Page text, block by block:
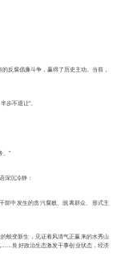
反腐倡廉斗争，赢得了历史主动。当前，
步不退让”。
。”
深沉冷静：
部中发生的贪污腐败、脱离群众、形式主
蜕变新生，见证着风清气正赢来的水秀山
……良好政治生态激发干事创业状态，经济